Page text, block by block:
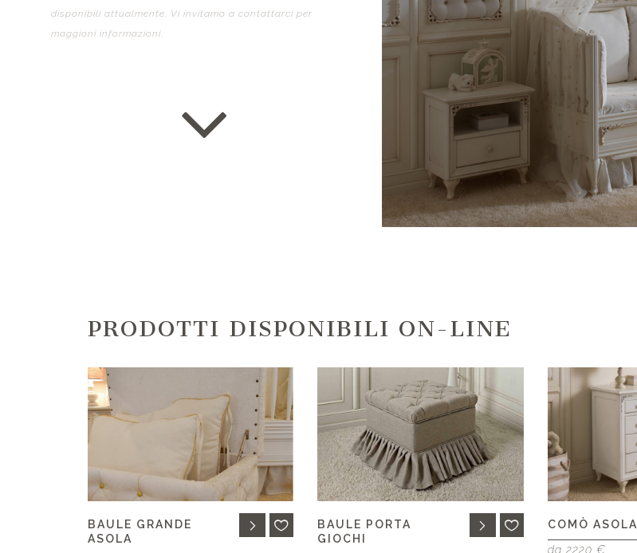
disponibili attualmente. Vi invitamo a contattarci per
maggioni informazioni.
PRODOTTI DISPONIBILI ON-LINE
BAULE GRANDE
ASOLA
BAULE PORTA
GIOCHI
COMÒ ASOLA
da 2220 €